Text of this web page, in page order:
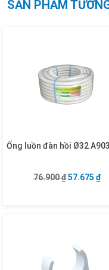
SẢN PHẨM
Ống luồn đàn hồi Ø32
76.900₫ Giá gốc là:
57.675 ₫